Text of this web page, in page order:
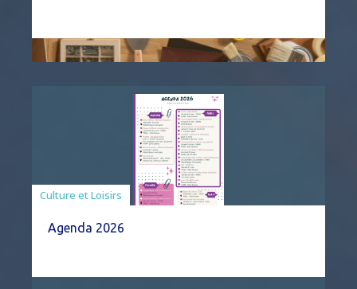
Associations
Culture et Loisirs
Agenda 2026